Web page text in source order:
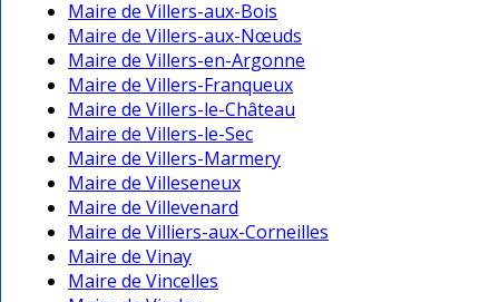
Maire de Villers-aux-Bois
Maire de Villers-aux-Nœuds
Maire de Villers-en-Argonne
Maire de Villers-Franqueux
Maire de Villers-le-Château
Maire de Villers-le-Sec
Maire de Villers-Marmery
Maire de Villeseneux
Maire de Villevenard
Maire de Villiers-aux-Corneilles
Maire de Vinay
Maire de Vincelles